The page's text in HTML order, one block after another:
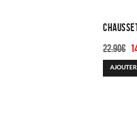
22.90€ Le